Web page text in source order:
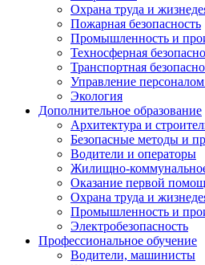
Охрана труда и
Пожарная безопасность
Промышленность и
Техносферная
Транспортная
Управление
Экология
Дополнительное образование
Архитектура и
Безопасные методы и
Водители и операторы
Жилищно-
Оказание первой
Охрана труда и
Промышленность и
Электробезопасность
Профессиональное обучение
Водители, машинисты